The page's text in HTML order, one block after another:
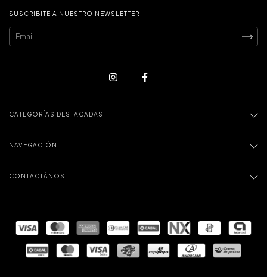
SUSCRIBITE A NUESTRO NEWSLETTER
CATEGORÍAS DESTACADAS
NAVEGACIÓN
CONTACTÁNOS